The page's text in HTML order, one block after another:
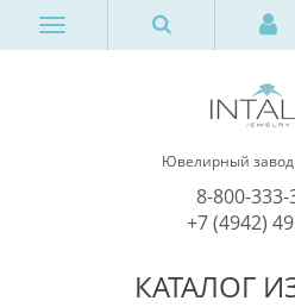
Ювелирный
8-800-333-
+7 (4942)
КАТАЛОГ